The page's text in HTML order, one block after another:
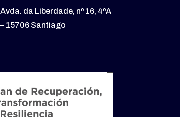
Avda. da Liberdade, nº 16, 4ºA
– 15706 Santiago